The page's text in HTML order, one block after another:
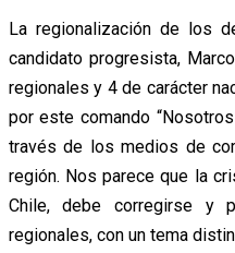
La regionalización de los
candidato progresista,
regionales y 4 de carácter
por este comando
través de los medios de
región. Nos parece que la
Chile, debe corregirse y
regionales, con un tema